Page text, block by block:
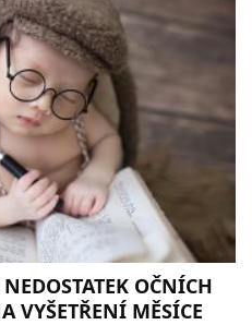
OČNÍCH
VYŠETŘENÍ MĚSÍCE